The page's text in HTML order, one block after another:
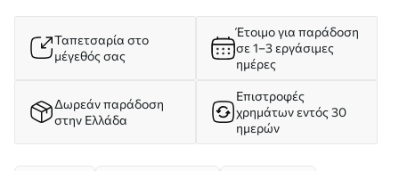
Ταπετσαρία στο
μέγεθός σας
Έτοιμο για παράδοση
σε 1–3 εργάσιμες
ημέρες
Δωρεάν παράδοση
στην Ελλάδα
Επιστροφές
χρημάτων εντός 30
ημερών